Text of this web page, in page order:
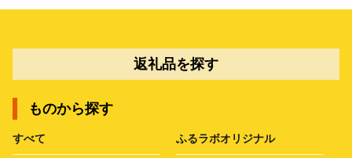
返礼品を探す
ものから探す
すべて ふるラボオリジナル